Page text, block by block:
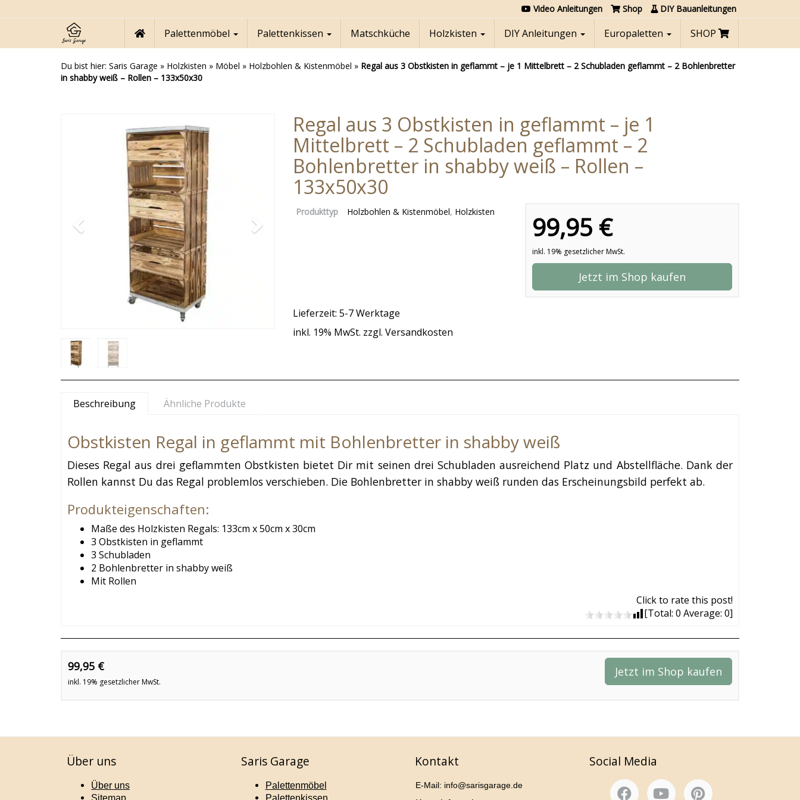
to
content
Video Anleitungen Shop DIY Bauanleitungen
Palettenmöbel Palettenkissen Matschküche Holzkisten DIY Anleitungen Europaletten SHOP
Du bist hier: Saris Garage » Holzkisten » Möbel » Holzbohlen & Kistenmöbel » Regal aus 3 Obstkisten in geflammt – je 1 Mittelbrett – 2 Schubladen geflammt – 2 Bohlenbretter
in shabby weiß – Rollen – 133x50x30
Regal aus 3 Obstkisten in geflammt – je 1
Mittelbrett – 2 Schubladen geflammt – 2
Bohlenbretter in shabby weiß – Rollen –
133x50x30
99,95 €
inkl. 19% gesetzlicher MwSt.
Jetzt im Shop kaufen
Produkttyp Holzbohlen & Kistenmöbel, Holzkisten
Lieferzeit: 5-7 Werktage
inkl. 19% MwSt. zzgl. Versandkosten
Beschreibung Ähnliche Produkte
Obstkisten Regal in geflammt mit Bohlenbretter in shabby weiß
Dieses Regal aus drei geflammten Obstkisten bietet Dir mit seinen drei Schubladen ausreichend Platz und Abstellfläche. Dank der
Rollen kannst Du das Regal problemlos verschieben. Die Bohlenbretter in shabby weiß runden das Erscheinungsbild perfekt ab.
Produkteigenschaften:
Maße des Holzkisten Regals: 133cm x 50cm x 30cm
3 Obstkisten in geflammt
3 Schubladen
2 Bohlenbretter in shabby weiß
Mit Rollen
Click to rate this post!
[Total: 0 Average: 0]
99,95 €
inkl. 19% gesetzlicher MwSt.
Jetzt im Shop kaufen
Über uns
Über uns
Sitemap
Saris Garage
Palettenmöbel
Palettenkissen
Kontakt
E-Mail: info@sarisgarage.de
Social Media